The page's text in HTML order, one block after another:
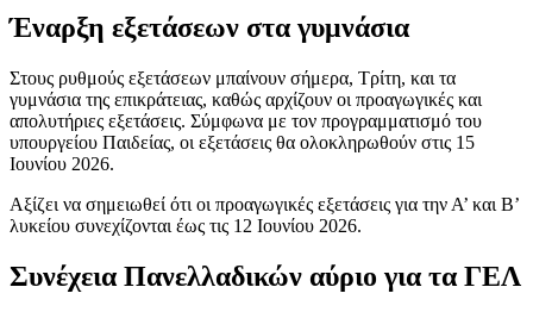
Έναρξη εξετάσεων στα γυμνάσια
Στους ρυθμούς εξετάσεων μπαίνουν σήμερα, Τρίτη, και τα
γυμνάσια της επικράτειας, καθώς αρχίζουν οι προαγωγικές και
απολυτήριες εξετάσεις. Σύμφωνα με τον προγραμματισμό του
υπουργείου Παιδείας, οι εξετάσεις θα ολοκληρωθούν στις 15
Ιουνίου 2026.
Αξίζει να σημειωθεί ότι οι προαγωγικές εξετάσεις για την Α’ και Β’
λυκείου συνεχίζονται έως τις 12 Ιουνίου 2026.
Συνέχεια Πανελλαδικών αύριο για τα ΓΕΛ